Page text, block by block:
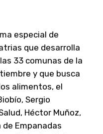
especial de
que desarrolla
33 comunas de la
y que busca
alimentos, el
Sergio
Héctor Muñoz,
Empanadas